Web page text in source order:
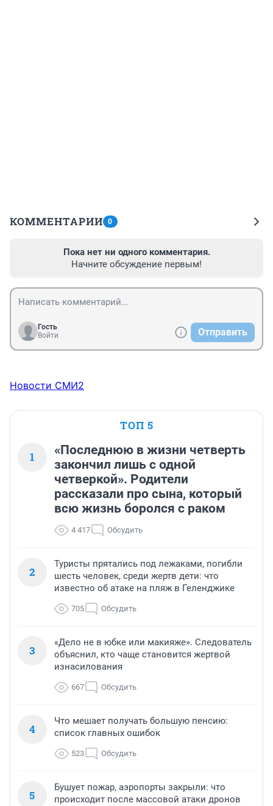
КОММЕНТАРИИ 0
Пока нет ни одного комментария.
Начните обсуждение первым!
Гость
Войти
Отправить
Новости СМИ2
ТОП 5
1
«Последнюю в жизни четверть
закончил лишь с одной
четверкой». Родители
рассказали про сына, который
всю жизнь боролся с раком
4 417 Обсудить
2
Туристы прятались под лежаками, погибли
шесть человек, среди жертв дети: что
известно об атаке на пляж в Геленджике
705 Обсудить
3
«Дело не в юбке или макияже». Следователь
объяснил, кто чаще становится жертвой
изнасилования
667 Обсудить
4
Что мешает получать большую пенсию:
список главных ошибок
523 Обсудить
5
Бушует пожар, аэропорты закрыли: что
происходит после массовой атаки дронов